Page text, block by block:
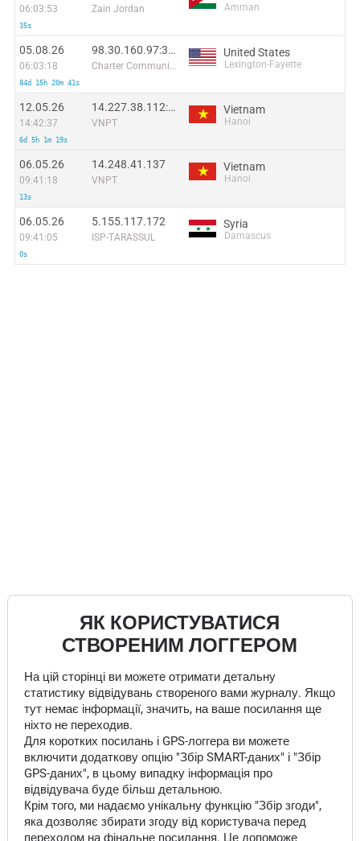
06:03:53
35s
Zain Jordan Amman
05.08.26
06:03:18
84d 15h 20m 41s
98.30.160.97:37538
Charter Communications
United States
Lexington-Fayette
12.05.26
14:42:37
6d 5h 1m 19s
14.227.38.112:43021
VNPT
Vietnam
Hanoi
06.05.26
09:41:18
13s
14.248.41.137
VNPT
Vietnam
Hanoi
06.05.26
09:41:05
0s
5.155.117.172
ISP-TARASSUL
Syria
Damascus
ЯК КОРИСТУВАТИСЯ
СТВОРЕНИМ ЛОГГЕРОМ
На цій сторінці ви можете отримати детальну
статистику відвідувань створеного вами журналу. Якщо
тут немає інформації, значить, на ваше посилання ще
ніхто не переходив.
Для коротких посилань і GPS-логгера ви можете
включити додаткову опцію "Збір SMART-даних" і "Збір
GPS-даних", в цьому випадку інформація про
відвідувача буде більш детальною.
Крім того, ми надаємо унікальну функцію "Збір згоди",
яка дозволяє збирати згоду від користувача перед
переходом на фінальне посилання. Це допоможе